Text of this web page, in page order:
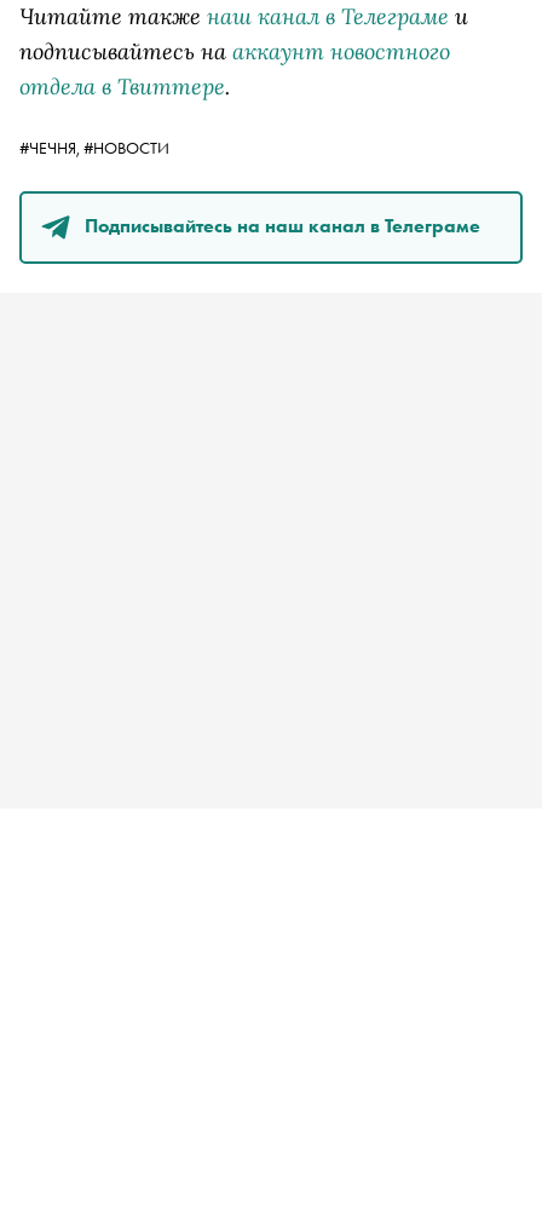
Читайте также наш канал в Телеграме и
подписывайтесь на аккаунт новостного
отдела в Твиттере.
#ЧЕЧНЯ, #НОВОСТИ
Подписывайтесь на наш канал в Телеграме